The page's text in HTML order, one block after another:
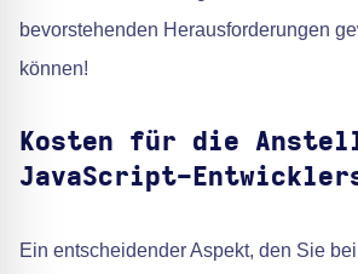
bevorstehenden Herausforderungen
können!
Kosten für die
JavaScript-
Ein entscheidender Aspekt, den Sie